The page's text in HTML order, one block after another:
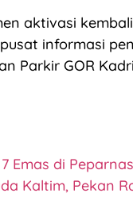
aktivasi
informasi
Parkir GOR
Emas di
Kaltim, Pekan